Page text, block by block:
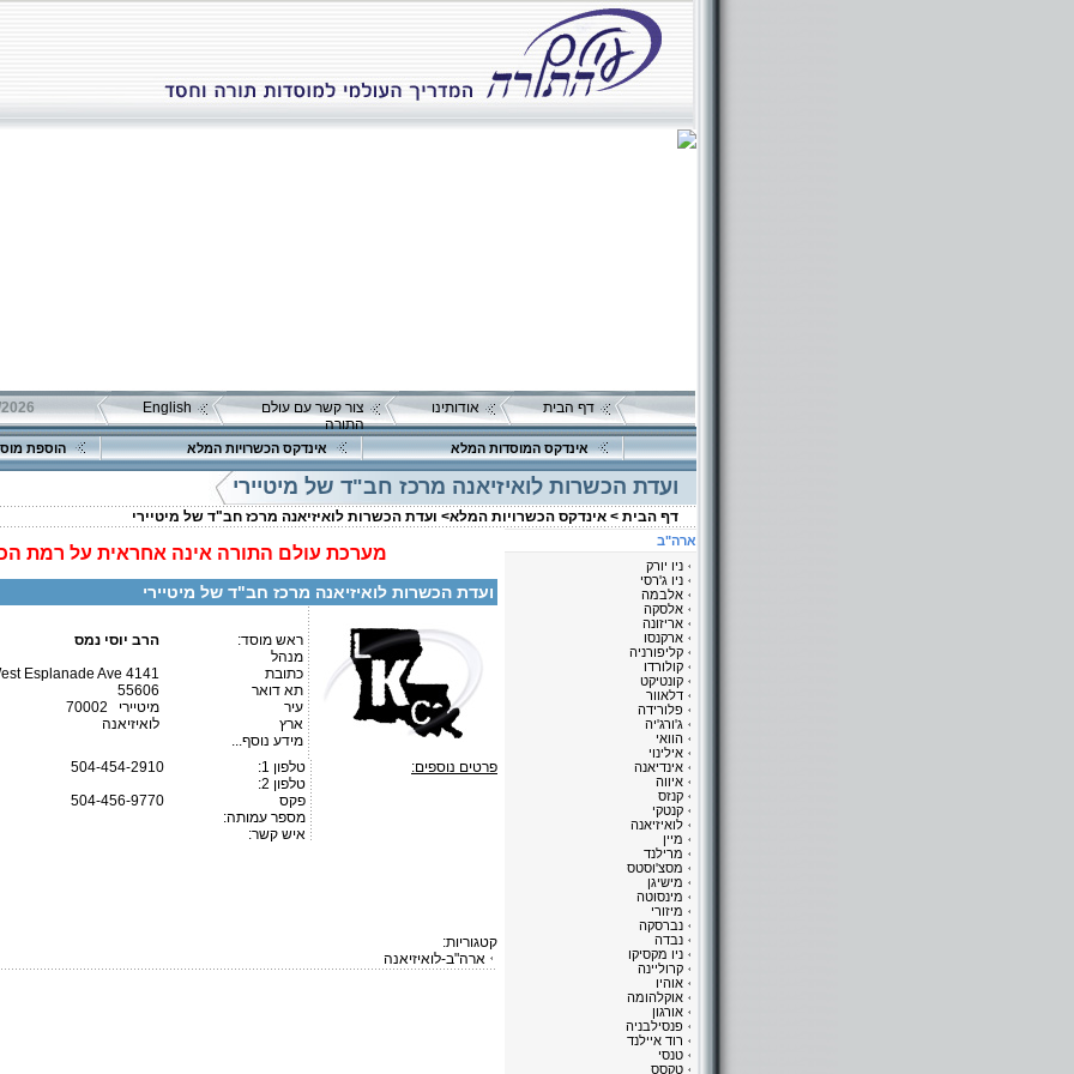
דף הבית אודותינו
צור קשר עם עולם
התורה
English
אינדקס המוסדות המלא אינדקס הכשרויות המלא הוספת
ועדת הכשרות לואיזיאנה מרכז חב"ד של מיטיירי
דף הבית > אינדקס הכשרויות המלא> ועדת הכשרות לואיזיאנה מרכז חב"ד של מיטיירי
מערכת עולם התורה אינה אחראית על רמת
ועדת הכשרות לואיזיאנה מרכז חב"ד של מיטיירי
ראש מוסד:
הרב יוסי נמס
מנהל
כתובת
4141 West Esplanade Ave.
תא דואר
55606
עיר
מיטיירי 70002
ארץ
לואיזיאנה
מידע נוסף...
פרטים נוספים:
טלפון 1:
טלפון 2:
פקס
מספר עמותה:
איש קשר:
504-454-2910
504-456-9770
קטגוריות:
ארה"ב-לואיזיאנה
ארה"ב
ניו יורק
ניו ג'רסי
אלבמה
אלסקה
אריזונה
ארקנסו
קליפורניה
קולורדו
קונטיקט
דלאוור
פלורידה
ג'ורג'יה
הוואי
אילינוי
אינדיאנה
איווה
קנזס
קנטקי
לואיזיאנה
מיין
מרילנד
מסצ'וסטס
מישיגן
מינסוטה
מיזורי
נברסקה
נבדה
ניו מקסיקו
קרוליינה
אוהיו
אוקלהומה
אורגון
פנסילבניה
רוד איילנד
טנסי
טקסס